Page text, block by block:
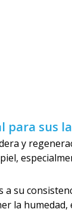
para sus
y
a su
la humedad,